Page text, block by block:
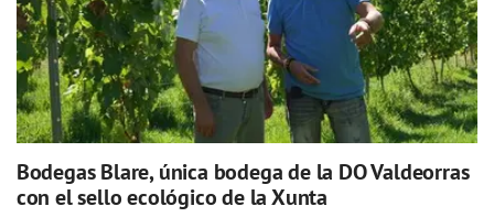
Bodegas Blare, única bodega de la DO Valdeorras
con el sello ecológico de la Xunta